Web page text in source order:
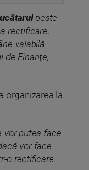
peste
rectificare.
valabilă
de Finanţe,
organizarea la
vor putea face
vor face
o rectificare